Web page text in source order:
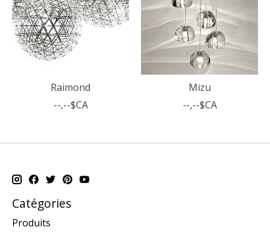
Raimond
--,--$CA
Mizu
--,--$CA
Catégories
Produits